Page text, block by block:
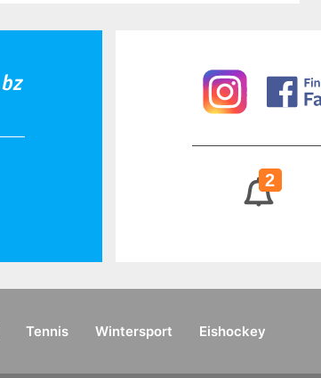
2
Tennis Wintersport Eishockey